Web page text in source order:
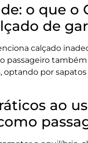
o que o
de
calçado
passageiro
optando por
ao